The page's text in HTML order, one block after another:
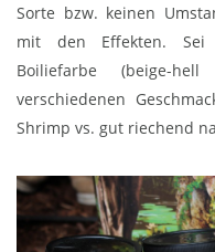
Sorte bzw. keinen
mit den Effekten. Sei
Boiliefarbe (beige-
verschiedenen
Shrimp vs. gut riechend